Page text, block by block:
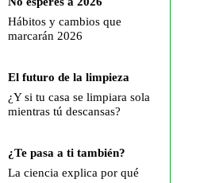
Hábitos y cambios que
marcarán 2026
El futuro de la limpieza
¿Y si tu casa se limpiara sola
mientras tú descansas?
¿Te pasa a ti también?
La ciencia explica por qué